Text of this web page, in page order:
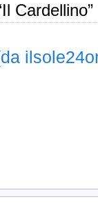
Cardellino”